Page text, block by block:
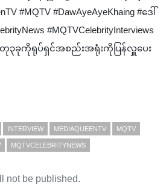
#MQTV #DawAyeAyeKhaing #ဒေါ်
‎#MQTVCelebrityInterviews
ခုကိုရုပ်ရှင်အစည်းအရုံးကိုပြန်လှူပေး
INTERVIEW MEDIAQUEENTV MQTV
MQTVCELEBRITYNEWS
not be published.